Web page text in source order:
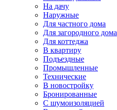
На дачу
Наружные
Для частного дома
Для загородного дома
Для коттеджа
В квартиру
Подъездные
Промышленные
Технические
В новостройку
Бронированные
С шумоизоляцией